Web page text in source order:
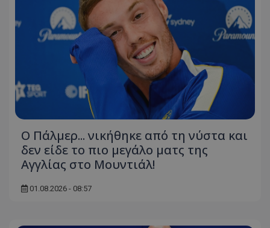
Ο Πάλμερ... νικήθηκε από τη νύστα και
δεν είδε το πιο μεγάλο ματς της
Αγγλίας στο Μουντιάλ!
01.08.2026 - 08:57